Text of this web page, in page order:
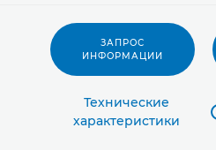
ЗАПРОС
ИНФОРМАЦИИ
Технические
характеристики